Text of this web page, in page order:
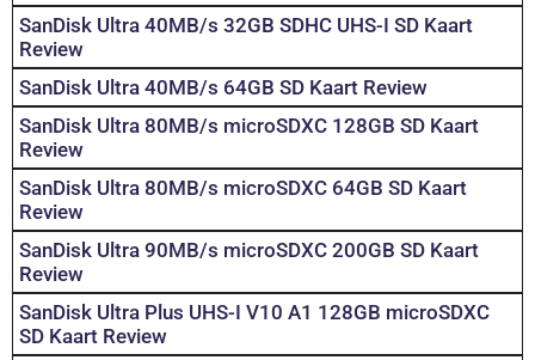
SanDisk Ultra 40MB/s 32GB SDHC UHS-I SD Kaart
Review
SanDisk Ultra 40MB/s 64GB SD Kaart Review
SanDisk Ultra 80MB/s microSDXC 128GB SD Kaart
Review
SanDisk Ultra 80MB/s microSDXC 64GB SD Kaart
Review
SanDisk Ultra 90MB/s microSDXC 200GB SD Kaart
Review
SanDisk Ultra Plus UHS-I V10 A1 128GB microSDXC
SD Kaart Review